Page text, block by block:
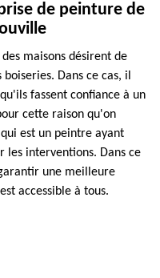
de peinture de
maisons désirent de
Dans ce cas, il
fassent confiance à un
cette raison qu'on
est un peintre ayant
les interventions. Dans ce
une meilleure
accessible à tous.